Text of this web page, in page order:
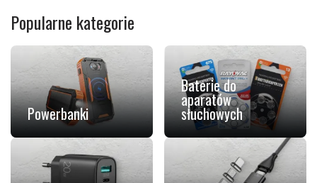
Popularne kategorie
Powerbanki
Baterie do
aparatów
słuchowych